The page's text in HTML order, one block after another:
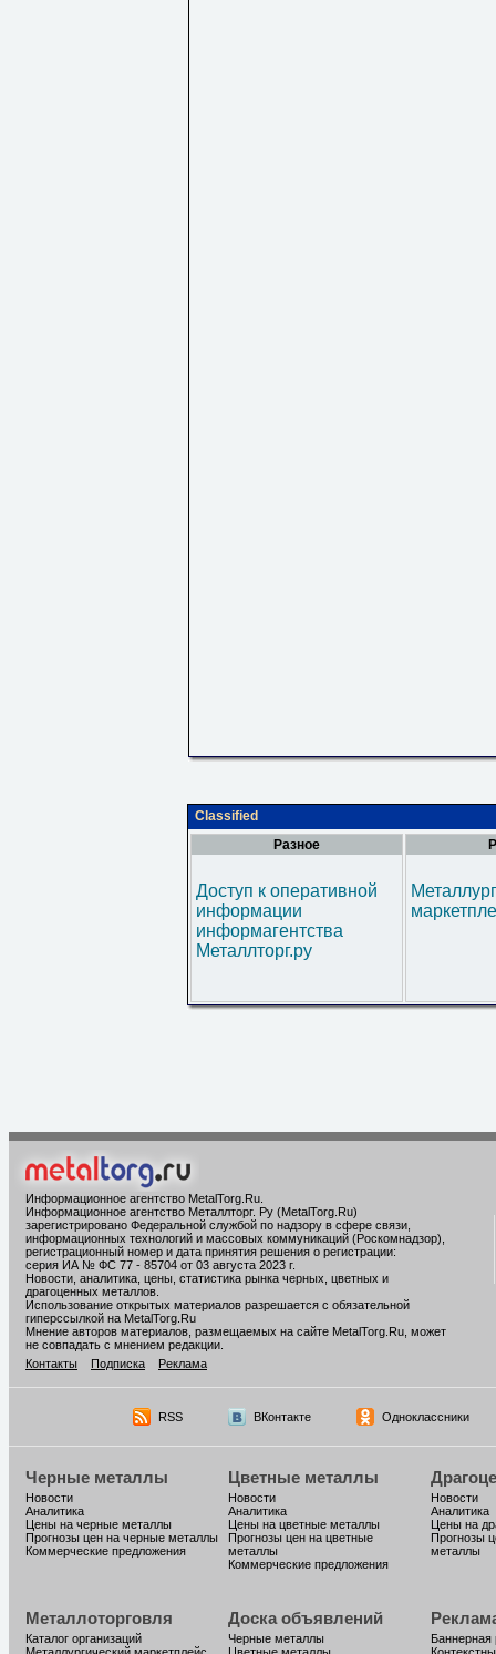
Classified
Разное
Доступ к оперативной
информации
информагентства
Металлторг.ру
Информационное агентство MetalTorg.Ru
Информационное агентство Металлторг. Ру (MetalTorg.Ru)
зарегистрировано Федеральной службой по надзору в сфере связи,
информационных технологий и массовых коммуникаций (Роскомнадзор),
регистрационный номер и дата принятия решения о регистрации:
серия ИА № ФС 77 - 85704 от 03 августа 2023 г.
Новости, аналитика, цены, статистика рынка черных, цветных и
драгоценных металлов.
Использование открытых материалов разрешается с обязательной
гиперссылкой на MetalTorg.Ru
Мнение авторов материалов, размещаемых на сайте MetalTorg.Ru, может
не совпадать с мнением редакции.
Контакты
Подписка Реклама
RSS ВКонтакте Одноклассники
Черные металлы
Новости
Аналитика
Цены на черные металлы
Прогнозы цен на черные металлы
Коммерческие предложения
Цветные металлы
Новости
Аналитика
Цены на цветные металлы
Прогнозы цен на цветные
металлы
Коммерческие предложения
Новости
Аналитика
Цены на
Прогнозы
металлы
Металлоторговля
Каталог организаций
Доска объявлений
Черные металлы
Баннерная